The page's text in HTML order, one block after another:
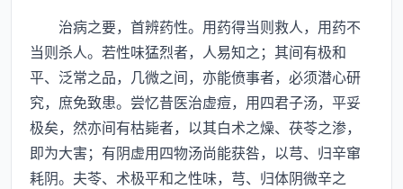
治病之要，首辨药性。用药得当则救人，用药不
当则杀人。若性味猛烈者，人易知之；其间有极和
平、泛常之品，几微之间，亦能偾事者，必须潜心研
究，庶免致患。尝忆昔医治虚痘，用四君子汤，平妥
极矣，然亦间有枯毙者，以其白术之燥、茯苓之渗，
即为大害；有阴虚用四物汤尚能获咎，以芎、归辛窜
耗阴。夫苓、术极平和之性味，芎、归体阴微辛之